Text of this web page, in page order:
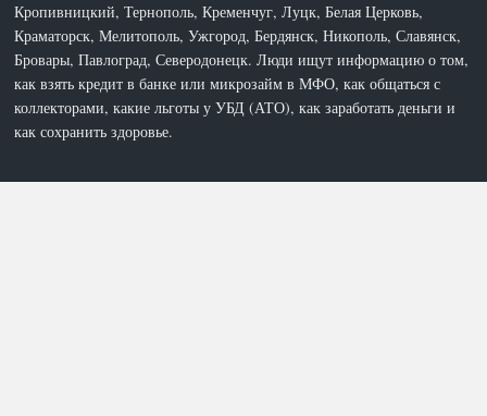
Кропивницкий, Тернополь, Кременчуг, Луцк, Белая Церковь,
Краматорск, Мелитополь, Ужгород, Бердянск, Никополь, Славянск,
Бровары, Павлоград, Северодонецк. Люди ищут информацию о том,
как взять кредит в банке или микрозайм в МФО, как общаться с
коллекторами, какие льготы у УБД (АТО), как заработать деньги и
как сохранить здоровье.